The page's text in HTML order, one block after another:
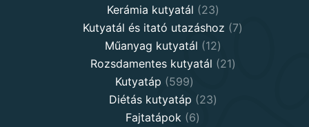
products
Kerámia kutyatál 2323
products
Kutyatál és itató utazáshoz 77
Műanyag kutyatál 1212
products
Rozsdamentes kutyatál 2121
Kutyatáp 599599
products
Diétás kutyatáp 2323
Fajtatápok 66